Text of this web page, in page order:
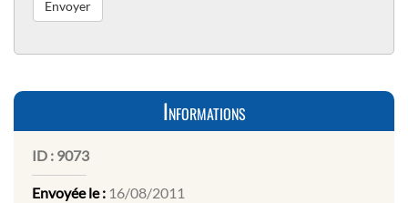
Informations
ID : 9073
Envoyée le : 16/08/2011